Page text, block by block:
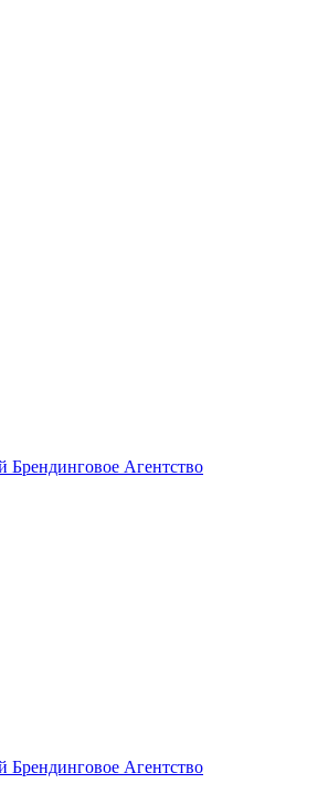
Брендинговое Агентство
Брендинговое Агентство